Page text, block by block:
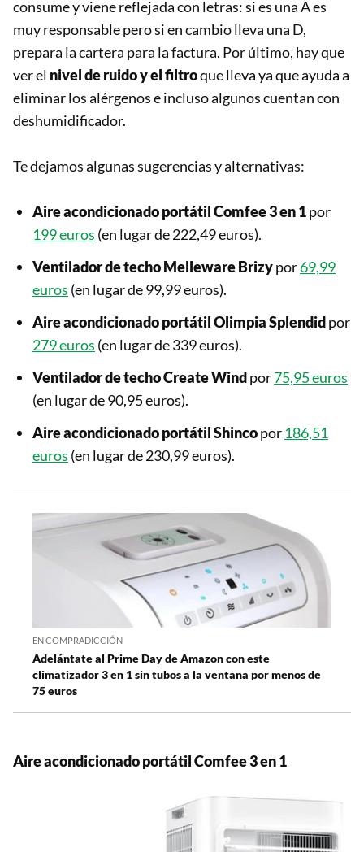
consume y viene reflejada con letras: si es una A es
muy responsable pero si en cambio lleva una D,
prepara la cartera para la factura. Por último, hay que
ver el nivel de ruido y el filtroque lleva ya que ayuda a
eliminar los alérgenos e incluso algunos cuentan con
deshumidificador.
Te dejamos algunas sugerencias y alternativas:
Aire acondicionado portátil Comfee 3 en 1por
199 euros (en lugar de 222,49 euros).
Ventilador de techo MellewareBrizypor69,99
euros (en lugar de 99,99 euros).
Aire acondicionado portátilOlimpia Splendidpor
279 euros (en lugar de 339 euros).
Ventilador de techo Create Windpor75,95 euros
(en lugar de 90,95 euros).
Aire acondicionado portátil Shincopor 186,51
euros (en lugar de 230,99 euros).
EN COMPRADICCIÓN
Adelántate al Prime Day de Amazon con este
climatizador 3 en 1 sin tubos a la ventana por menos de
75 euros
Aire acondicionado portátil Comfee 3 en 1